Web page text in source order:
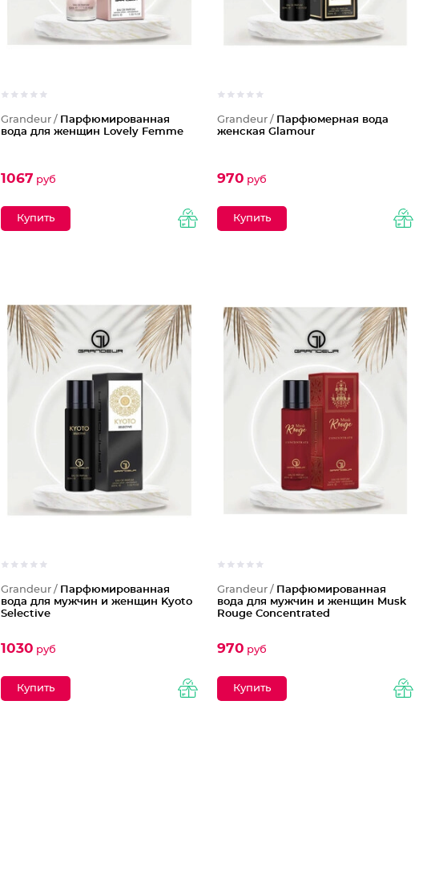
Grandeur /
Парфюмированная
вода для женщин Lovely Femme
1067 руб
Grandeur /
Парфюмерная вода
женская Glamour
970 руб
Grandeur /
Парфюмированная
вода для мужчин и женщин Kyoto
Selective
1030 руб
Grandeur /
Парфюмированная
вода для мужчин и женщин Musk
Rouge Concentrated
970 руб